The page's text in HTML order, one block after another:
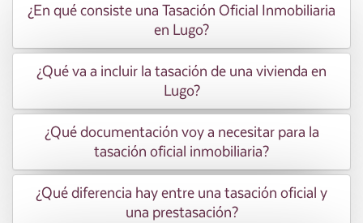
¿En qué consiste una Tasación Oficial Inmobiliaria
en Lugo?
¿Qué va a incluir la tasación de una vivienda en
Lugo?
¿Qué documentación voy a necesitar para la
tasación oficial inmobiliaria?
¿Qué diferencia hay entre una tasación oficial y
una prestasación?